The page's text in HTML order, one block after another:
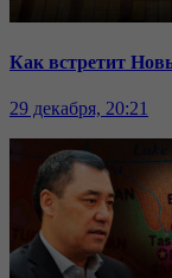
Как встретит
29 декабря, 20:21